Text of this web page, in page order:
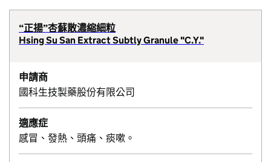
“正揚”杏蘇散濃縮細粒
Hsing Su San Extract Subtly Granule "C.Y."
申請商
國科生技製藥股份有限公司
適應症
感冒、發熱、頭痛、痰嗽。